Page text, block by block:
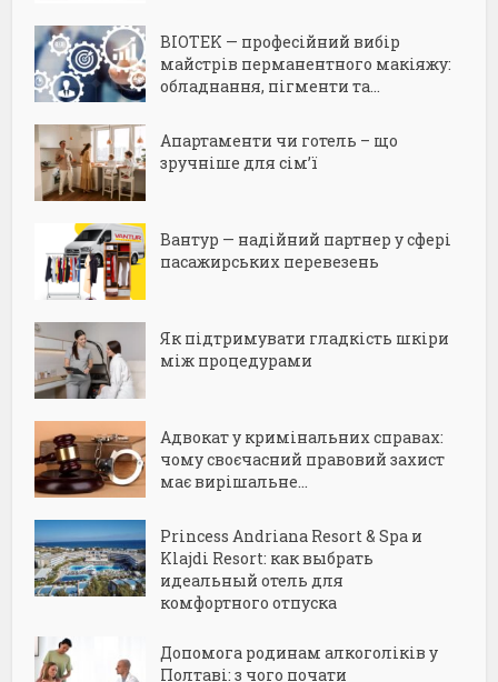
BIOTEK — професійний вибір
майстрів перманентного макіяжу:
обладнання, пігменти та...
Апартаменти чи готель – що
зручніше для сім’ї
Вантур — надійний партнер у сфері
пасажирських перевезень
Як підтримувати гладкість шкіри
між процедурами
Адвокат у кримінальних справах:
чому своєчасний правовий захист
має вирішальне...
Princess Andriana Resort & Spa и
Klajdi Resort: как выбрать
идеальный отель для
комфортного отпуска
Допомога родинам алкоголіків у
Полтаві: з чого почати